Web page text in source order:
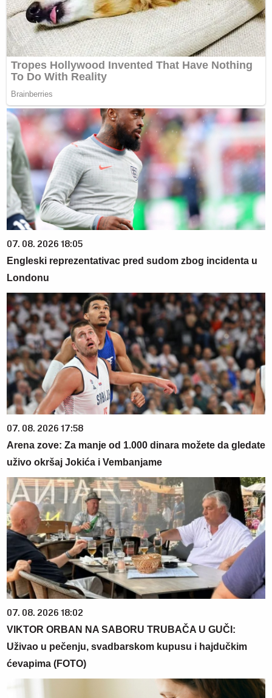
07. 08. 2026 18:05
Engleski reprezentativac pred sudom zbog incidenta u
Londonu
07. 08. 2026 17:58
Arena zove: Za manje od 1.000 dinara možete da gledate
uživo okršaj Jokića i Vembanjame
07. 08. 2026 18:02
VIKTOR ORBAN NA SABORU TRUBAČA U GUČI:
Uživao u pečenju, svadbarskom kupusu i hajdučkim
ćevapima (FOTO)